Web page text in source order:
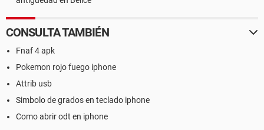
CONSULTA TAMBIÉN
Fnaf 4 apk
Pokemon rojo fuego iphone
Attrib usb
Simbolo de grados en teclado iphone
Como abrir odt en iphone